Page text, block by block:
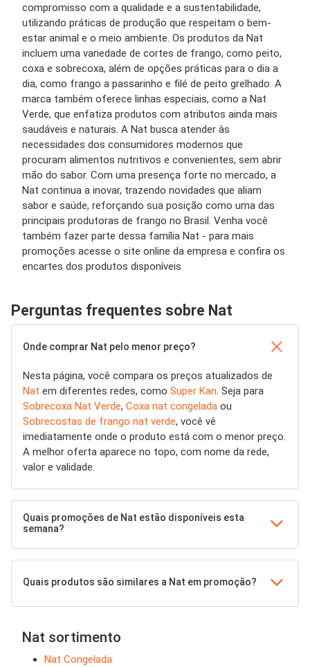
compromisso com a qualidade e a sustentabilidade,
utilizando práticas de produção que respeitam o bem-
estar animal e o meio ambiente. Os produtos da Nat
incluem uma variedade de cortes de frango, como peito,
coxa e sobrecoxa, além de opções práticas para o dia a
dia, como frango a passarinho e filé de peito grelhado. A
marca também oferece linhas especiais, como a Nat
Verde, que enfatiza produtos com atributos ainda mais
saudáveis e naturais. A Nat busca atender às
necessidades dos consumidores modernos que
procuram alimentos nutritivos e convenientes, sem abrir
mão do sabor. Com uma presença forte no mercado, a
Nat continua a inovar, trazendo novidades que aliam
sabor e saúde, reforçando sua posição como uma das
principais produtoras de frango no Brasil. Venha você
também fazer parte dessa família Nat - para mais
promoções acesse o site online da empresa e confira os
encartes dos produtos disponíveis
Perguntas frequentes sobre Nat
Onde comprar Nat pelo menor preço?
Nesta página, você compara os preços atualizados de
Nat em diferentes redes, como Super Kan. Seja para
Sobrecoxa Nat Verde, Coxa nat congelada ou
Sobrecostas de frango nat verde, você vê
imediatamente onde o produto está com o menor preço.
A melhor oferta aparece no topo, com nome da rede,
valor e validade.
Quais promoções de Nat estão disponíveis esta
semana?
Quais produtos são similares a Nat em promoção?
Nat sortimento
Nat Congelada